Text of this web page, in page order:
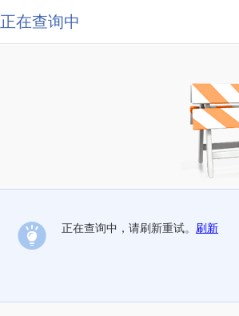
正在查询中
正在查询中，请刷新重试。 刷新